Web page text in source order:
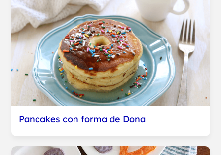
Pancakes con forma de Dona